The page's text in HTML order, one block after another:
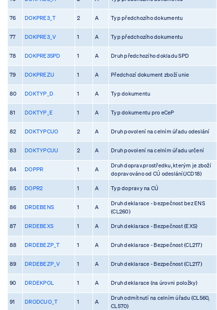
76 DOKPRE3_T 2 A Typ předchozího dokumentu
77 DOKPRE3_V 1 A Typ předchozího dokumentu
78 DOKPRE3SPD 1 A Druh předchozího dokladu SPD
79 DOKPREZU 1 A Předchozí dokument zboží unie
80 DOKTYP_D 1 A Typ dokumentu
81 DOKTYP_E 1 A Typ dokumentu pro eCeP
82 DOKTYPCUO 2 A Druh povolení na celním úřadu odeslání
83 DOKTYPCUU 2 A Druh povolení na celním úřadu určení
84 DOPPR 1 A
Druh doprav.prostředku, kterým je zboží
dopravováno od CÚ odeslání(JCD18)
85 DOPR2 1 A Typ dopravy na CÚ
86 DRDEBENS 1 A
Druh deklarace - bezpečnost bez ENS
(CL260)
87 DRDEBEXS 1 A Druh deklarace - Bezpečnost (EXS)
88 DRDEBEZP_T 1 A Druh deklarace - Bezpečnost (CL217)
89 DRDEBEZP_V 1 A Druh deklarace - Bezpečnost (CL217)
90 DRDEKPOL 1 A Druh deklarace (na úrovni položky)
91 DRODCUO_T 1 A
Druh odmítnutí na celním úřadu (CL560,
CL570)